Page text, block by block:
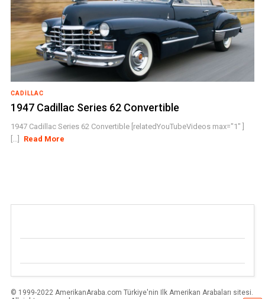
CADILLAC
1947 Cadillac Series 62 Convertible
1947 Cadillac Series 62 Convertible [relatedYouTubeVideos max="1" ]
[...]
Read More
© 1999-2022 AmerikanAraba.com Türkiye'nin Ilk Amerikan Arabaları sitesi.